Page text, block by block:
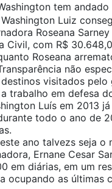
tem
Luiz
Roseana
Civil, com R$
Roseana
não
visitados
trabalho em defesa
Luís em 2013
todo o ano de
ano talvezs seja o
Ernane Cesar
em diárias, em um
ocupando as últimas